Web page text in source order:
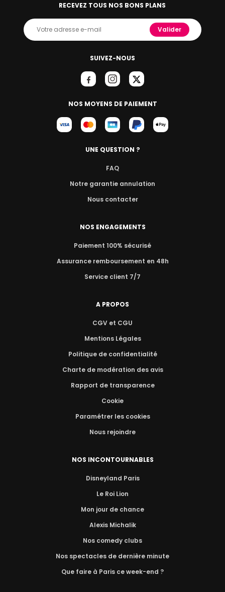
SUIVEZ-NOUS
NOS MOYENS DE PAIEMENT
RECEVEZ TOUS NOS BONS PLANS
Valider
UNE QUESTION ?
FAQ
Notre garantie annulation
Nous contacter
NOS ENGAGEMENTS
Paiement 100% sécurisé
Assurance remboursement en 48h
Service client 7/7
A PROPOS
CGV et CGU
Mentions Légales
Politique de confidentialité
Charte de modération des avis
Rapport de transparence
Cookie
Paramétrer les cookies
Nous rejoindre
NOS INCONTOURNABLES
Disneyland Paris
Le Roi Lion
Mon jour de chance
Alexis Michalik
Nos comedy clubs
Nos spectacles de dernière minute
Que faire à Paris ce week-end ?